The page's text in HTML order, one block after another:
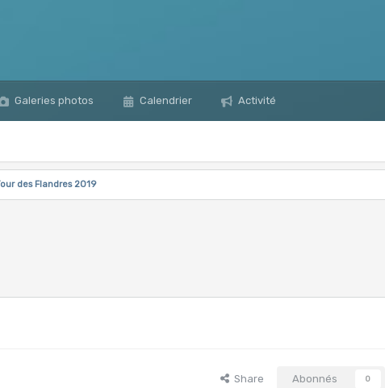
Galeries photos Calendrier Activité
des Flandres 2019
Share Abonnés 0